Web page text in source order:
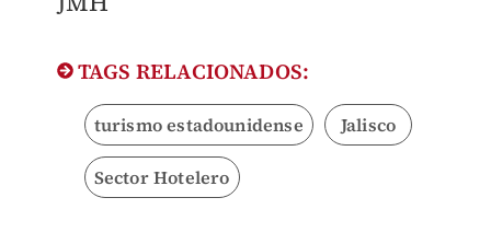
TAGS RELACIONADOS:
turismo estadounidense Jalisco
Sector Hotelero